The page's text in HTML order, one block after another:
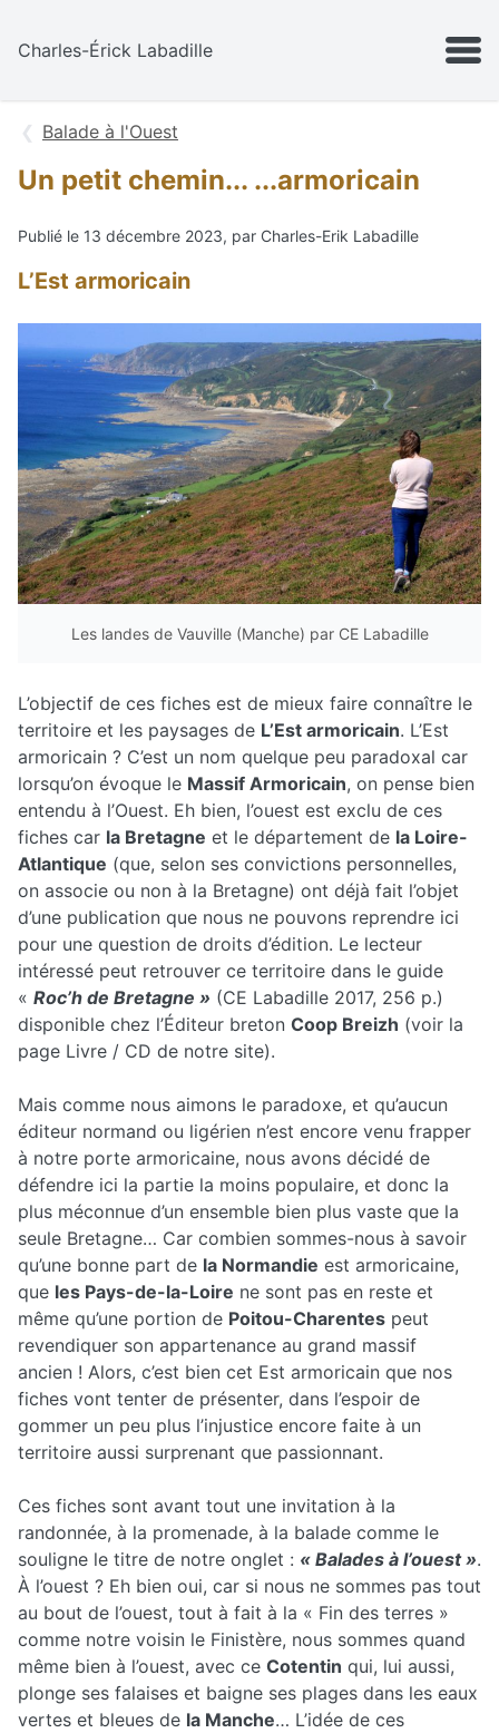
Charles-Érick Labadille
MENU
Balade à l'Ouest
Un petit chemin... ...armoricain
Publié le 13 décembre 2023, par Charles-Erik Labadille
L’Est armoricain
Les landes de Vauville (Manche) par CE Labadille
L’objectif de ces fiches est de mieux faire connaître le
territoire et les paysages de L’Est armoricain. L’Est
armoricain ? C’est un nom quelque peu paradoxal car
lorsqu’on évoque le Massif Armoricain, on pense bien
entendu à l’Ouest. Eh bien, l’ouest est exclu de ces
fiches car la Bretagne et le département de la Loire-
Atlantique (que, selon ses convictions personnelles,
on associe ou non à la Bretagne) ont déjà fait l’objet
d’une publication que nous ne pouvons reprendre ici
pour une question de droits d’édition. Le lecteur
intéressé peut retrouver ce territoire dans le guide
« Roc’h de Bretagne » (CE Labadille 2017, 256 p.)
disponible chez l’Éditeur breton Coop Breizh (voir la
page Livre / CD de notre site).
Mais comme nous aimons le paradoxe, et qu’aucun
éditeur normand ou ligérien n’est encore venu frapper
à notre porte armoricaine, nous avons décidé de
défendre ici la partie la moins populaire, et donc la
plus méconnue d’un ensemble bien plus vaste que la
seule Bretagne… Car combien sommes-nous à savoir
qu’une bonne part de la Normandie est armoricaine,
que les Pays-de-la-Loire ne sont pas en reste et
même qu’une portion de Poitou-Charentes peut
revendiquer son appartenance au grand massif
ancien ! Alors, c’est bien cet Est armoricain que nos
fiches vont tenter de présenter, dans l’espoir de
gommer un peu plus l’injustice encore faite à un
territoire aussi surprenant que passionnant.
Ces fiches sont avant tout une invitation à la
randonnée, à la promenade, à la balade comme le
souligne le titre de notre onglet : « Balades à l’ouest ».
À l’ouest ? Eh bien oui, car si nous ne sommes pas tout
au bout de l’ouest, tout à fait à la « Fin des terres »
comme notre voisin le Finistère, nous sommes quand
même bien à l’ouest, avec ce Cotentin qui, lui aussi,
plonge ses falaises et baigne ses plages dans les eaux
vertes et bleues de la Manche… L’idée de ces